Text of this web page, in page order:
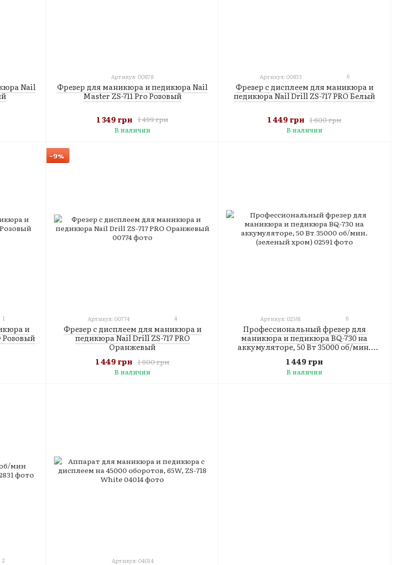
Nail
Артикул: 00878
Фрезер для маникюра и педикюра Nail
Master ZS-711 Pro Розовый
1 499 грн
1 349 грн
В наличии
Артикул: 00833 6
Фрезер с дисплеем для маникюра и
педикюра Nail Drill ZS-717 PRO Белый
1 600 грн
1 449 грн
В наличии
1
и
Розовый
−9%
Артикул: 00774 4
Фрезер с дисплеем для маникюра и
педикюра Nail Drill ZS-717 PRO
Оранжевый
1 600 грн
1 449 грн
В наличии
Артикул: 02591 6
Профессиональный фрезер для
маникюра и педикюра BQ-730 на
аккумуляторе, 50 Вт 35000 об/мин.
1 449 грн
В наличии
2 Артикул: 04014